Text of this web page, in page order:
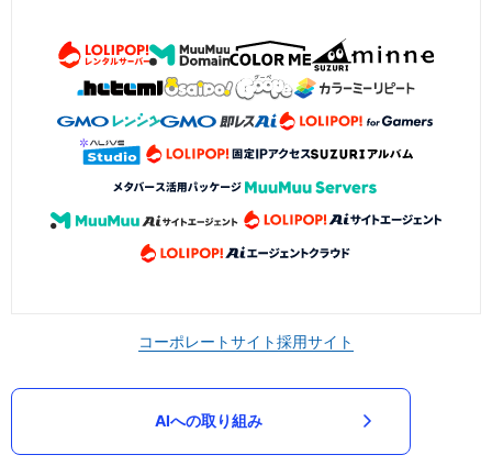
コーポレートサイト採用サイト
AIへの取り組み